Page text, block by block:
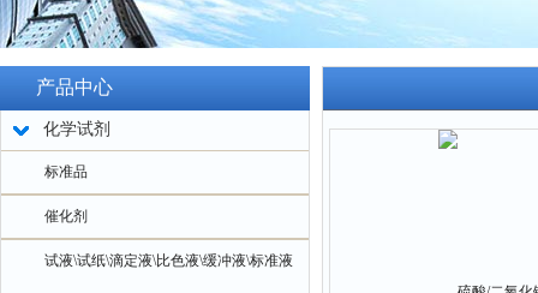
产品中心
化学试剂
标准品
催化剂
试液\试纸\滴定液\比色液\缓冲液\标准液